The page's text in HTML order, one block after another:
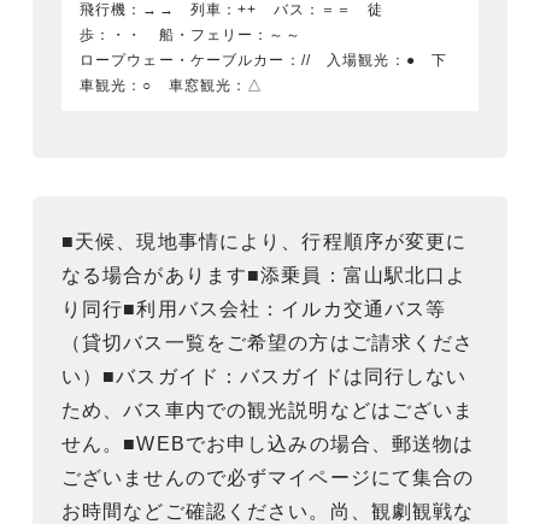
飛行機：→→ 列車：++ バス：＝＝ 徒
歩：・・ 船・フェリー：～～
ロープウェー・ケーブルカー：// 入場観光：● 下
車観光：○ 車窓観光：△
■天候、現地事情により、行程順序が変更に
なる場合があります■添乗員：富山駅北口よ
り同行■利用バス会社：イルカ交通バス等
（貸切バス一覧をご希望の方はご請求くださ
い）■バスガイド：バスガイドは同行しない
ため、バス車内での観光説明などはございま
せん。■WEBでお申し込みの場合、郵送物は
ございませんので必ずマイページにて集合の
お時間などご確認ください。尚、観劇観戦な